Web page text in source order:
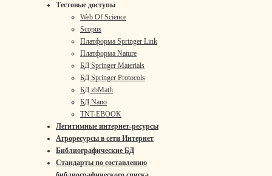
Тестовые доступы
Web Of Science
Scopus
Платформа Springer Link
Платформа Nature
БД Springer Materials
БД Springer Protocols
БД zbMath
БД Nano
TNT-EBOOK
Легитимные интернет-ресурсы
Агроресурсы в сети Интернет
Библиографические БД
Стандарты по составлению